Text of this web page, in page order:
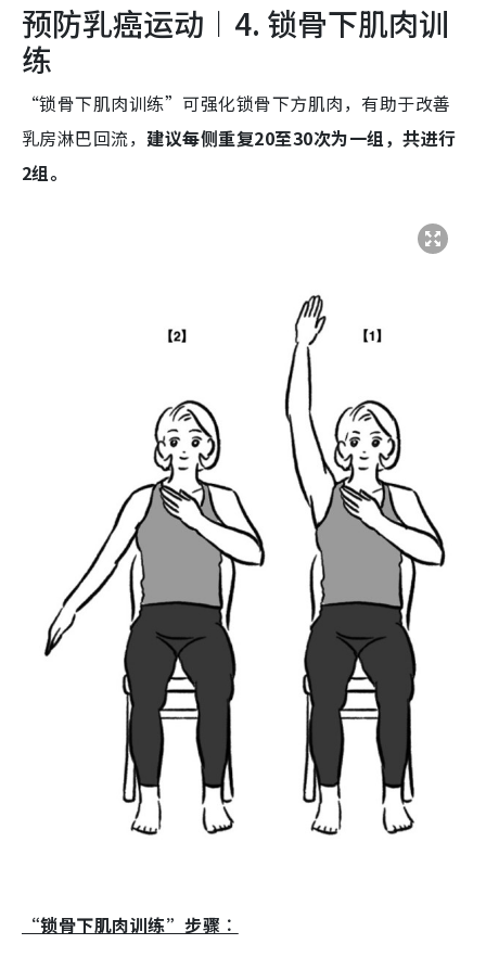
预防乳癌运动︱4. 锁骨下肌肉训
练
“锁骨下肌肉训练”可强化锁骨下方肌肉，有助于改善
乳房淋巴回流，建议每侧重复20至30次为一组，共进行
2组。
“锁骨下肌肉训练”步骤︰